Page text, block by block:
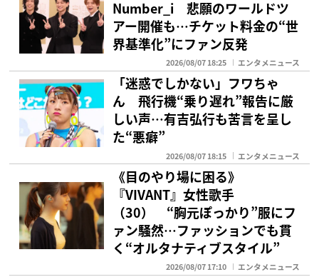
Number_i 悲願のワールドツ
アー開催も…チケット料金の“世
界基準化”にファン反発
2026/08/07 18:25 エンタメニュース
「迷惑でしかない」フワちゃ
ん 飛行機“乗り遅れ”報告に厳
しい声…有吉弘行も苦言を呈し
た“悪癖”
2026/08/07 18:15 エンタメニュース
《目のやり場に困る》
『VIVANT』女性歌手
（30） “胸元ぽっかり”服にフ
ァン騒然…ファッションでも貫
く“オルタナティブスタイル”
2026/08/07 17:10 エンタメニュース